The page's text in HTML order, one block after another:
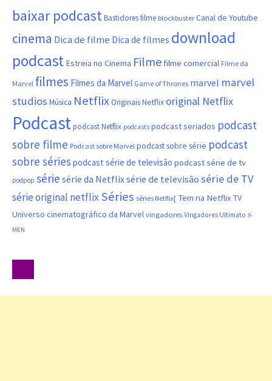
baixar podcastBastidores filme blockbuster Canal de Youtube
cinema Dica de filme Dica de filmes download
podcast Estreia no Cinema Filmefilme comercial Filme da
Marvel filmes Filmes da Marvel Game of Thrones marvel marvel
studios Música NetflixOriginais Netflix original Netflix
Podcastpodcast Netflix podcasts podcast seriados podcast
sobre filme Podcast sobre Marvel podcast sobre série podcast
sobre séries podcast série de televisão podcast série de tv
podpop série série da Netflixsérie de televisão série de TV
série original netflix Séries séries Netflix[ Tem na Netflix TV
Universo cinematográfico da Marvel vingadores Vingadores Ultimato X-
MEN